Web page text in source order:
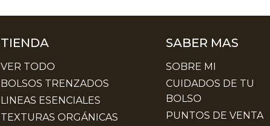
TIENDA
VER TODO
BOLSOS TRENZADOS
LINEAS ESENCIALES
TEXTURAS ORGÁNICAS
SABER MAS
SOBRE MI
CUIDADOS DE TU
BOLSO
PUNTOS DE VENTA